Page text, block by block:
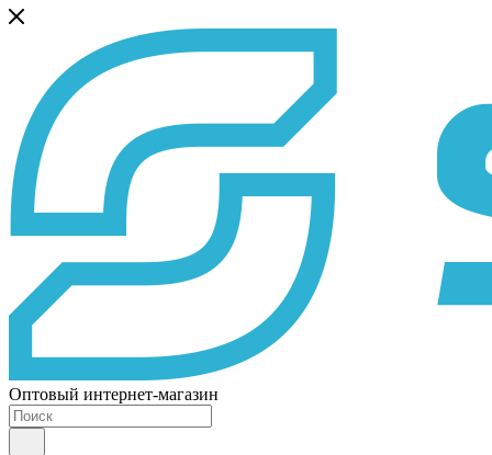
Оптовый интернет-магазин